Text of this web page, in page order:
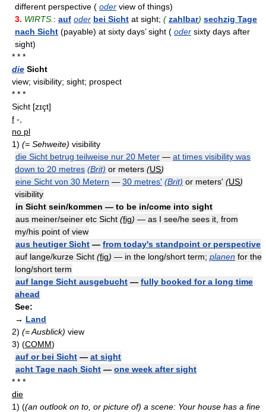
different perspective ( oder view of things)
3. WIRTS. : auf oder bei Sicht at sight; ( zahlbar) sechzig Tage
nach Sicht (payable) at sixty days’ sight ( oder sixty days after
sight)
* * *
die Sicht
view; visibility; sight; prospect
* * *
Sịcht [zɪçt]
f -,
no pl
1) (= Sehweite) visibility
die Sicht betrug teilweise nur 20 Meter — at times visibility was
down to 20 metres (Brit) or meters (US)
eine Sicht von 30 Metern — 30 metres' (Brit) or meters' (US)
visibility
in Sicht sein/kommen — to be in/come into sight
aus meiner/seiner etc Sicht (fig) — as I see/he sees it, from
my/his point of view
aus heutiger Sicht — from today's standpoint or perspective
auf lange/kurze Sicht (fig) — in the long/short term; planen for the
long/short term
auf lange Sicht ausgebucht — fully booked for a long time
ahead
See:
→ Land
2) (= Ausblick) view
3) (COMM)
auf or bei Sicht — at sight
acht Tage nach Sicht — one week after sight
* * *
die
1) ((an outlook on to, or picture of) a scene: Your house has a fine